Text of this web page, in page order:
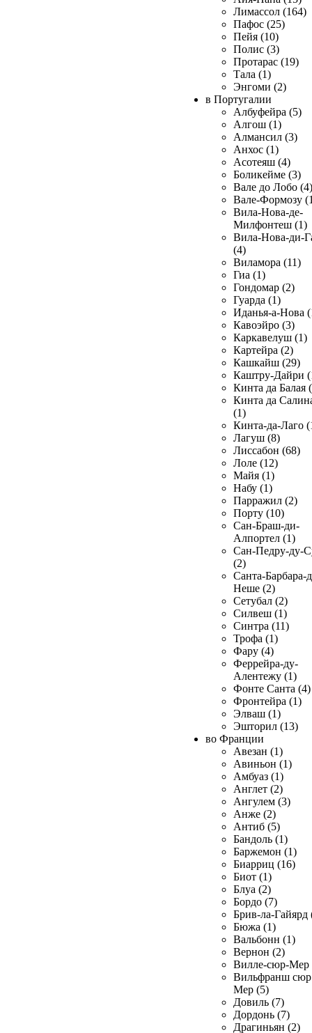
Лимассол (164)
Пафос (25)
Пейя (10)
Полис (3)
Протарас (19)
Тала (1)
Энгоми (2)
в Португалии
Албуфейра (5)
Алгош (1)
Алмансил (3)
Анхос (1)
Асотеяш (4)
Боликейме (3)
Вале до Лобо (4)
Вале-Формозу
Вила-Нова-де-
Милфонтеш (1)
Вила-Нова-ди-
(4)
Виламора (11)
Гиа (1)
Гондомар (2)
Гуарда (1)
Иданья-а-Нова
Кавоэйро (3)
Каркавелуш (1)
Картейра (2)
Кашкайш (29)
Каштру-Дайри
Кинта да Балая
Кинта да
(1)
Кинта-да-Лаго
Лагуш (8)
Лиссабон (68)
Лоле (12)
Майя (1)
Набу (1)
Парражил (2)
Порту (10)
Сан-Браш-ди-
Алпортел (1)
Сан-Педру-ду-
(2)
Санта-Барбара-
Неше (2)
Сетубал (2)
Силвеш (1)
Синтра (11)
Трофа (1)
Фару (4)
Феррейра-ду-
Алентежу (1)
Фонте Санта (4)
Фронтейра (1)
Элваш (1)
Эшторил (13)
во Франции
Авезан (1)
Авиньон (1)
Амбуаз (1)
Англет (2)
Ангулем (3)
Анже (2)
Антиб (5)
Бандоль (1)
Баржемон (1)
Биарриц (16)
Биот (1)
Блуа (2)
Бордо (7)
Брив-ла-Гайярд
Бюжа (1)
Вальбонн (1)
Вернон (2)
Вилле-сюр-Мер
Вильфранш сюр
Мер (5)
Довиль (7)
Дордонь (7)
Драгиньян (2)